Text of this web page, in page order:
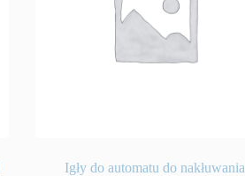
Igły do automatu do nakłuwania